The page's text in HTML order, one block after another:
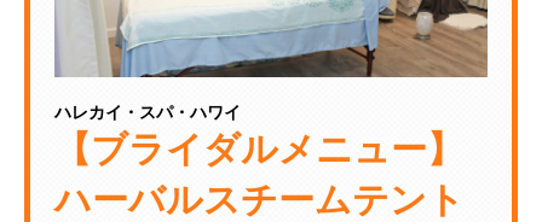
ハレカイ・スパ・ハワイ
【ブライダルメニュー】
ハーバルスチームテント